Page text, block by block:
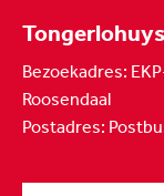
Tongerlohuys
Bezoekadres:
Roosendaal
Postadres: